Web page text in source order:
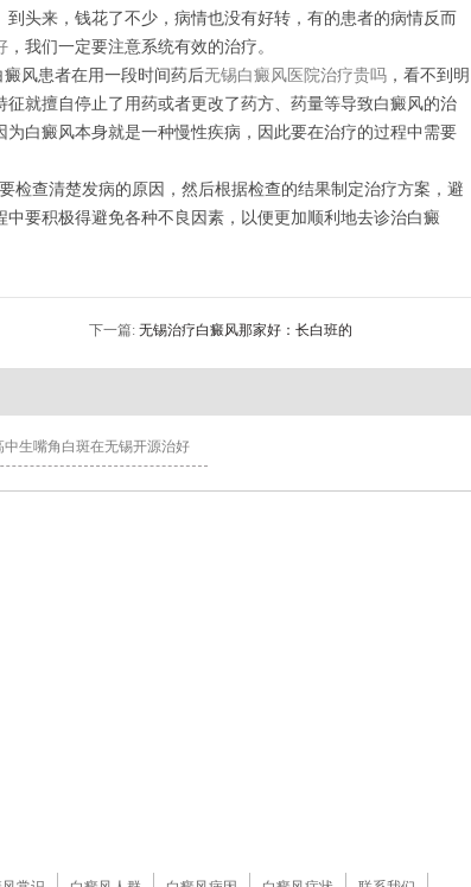
头来，钱花了不少，病情也没有好转，有的患者的病情反而
，我们一定要注意系统有效的治疗。
风患者在用一段时间药后无锡白癜风医院治疗贵吗 ，看不到明
就擅自停止了用药或者更改了药方、药量等导致白癜风的治
为白癜风本身就是一种慢性疾病，因此要在治疗的过程中需要
查清楚发病的原因，然后根据检查的结果制定治疗方案，避
要积极得避免各种不良因素，以便更加顺利地去诊治白癜
下一篇: 无锡治疗白癜风那家好：长白班的
中生嘴角白斑在无锡开源治好